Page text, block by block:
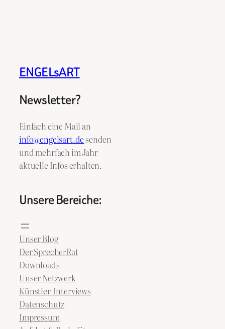
ENGELsART
Newsletter?
Einfach eine Mail an
info@engelsart.desenden
und mehrfach im Jahr
aktuelle Infos erhalten.
Unsere Bereiche:
Unser Blog
Der SprecherRat
Downloads
Unser Netzwerk
Künstler-Interviews
Datenschutz
Impressum